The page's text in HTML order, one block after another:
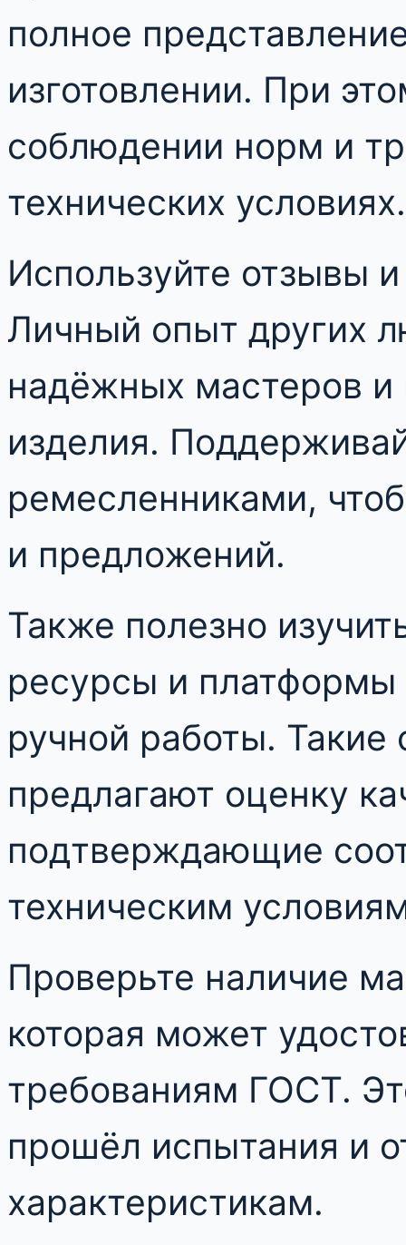
полное
изготовлении. При
соблюдении норм и
технических условиях.
Используйте отзывы
Личный опыт других
надёжных мастеров и
изделия.
ремесленниками,
и предложений.
Также полезно
ресурсы и
ручной работы. Такие
предлагают оценку
подтверждающие
техническим
Проверьте наличие
которая может
требованиям ГОСТ.
прошёл испытания и
характеристикам.